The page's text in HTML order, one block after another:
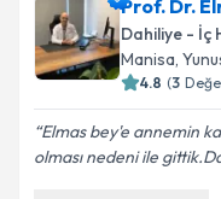
oluşturun. Size bu
takvim
Prof. Dr.
Dahiliye - İç
Manisa,
4.8 (3
Elmas bey'e annemin
olması nedeni ile